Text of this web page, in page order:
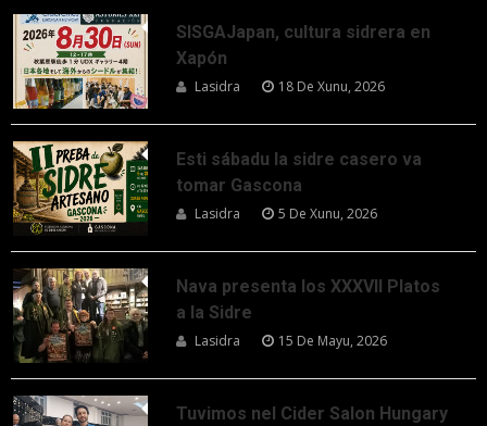
SISGAJapan, cultura sidrera en
Xapón
Lasidra 18 De Xunu, 2026
Esti sábadu la sidre casero va
tomar Gascona
Lasidra 5 De Xunu, 2026
Nava presenta los XXXVII Platos
a la Sidre
Lasidra 15 De Mayu, 2026
Tuvimos nel Cider Salon Hungary